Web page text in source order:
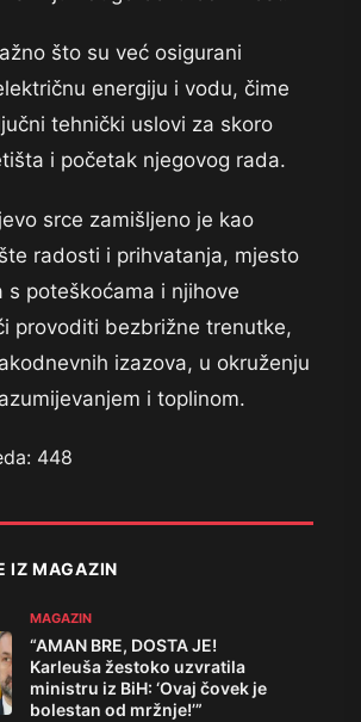
što su već osigurani
energiju i vodu, čime
tehnički uslovi za skoro
i početak njegovog rada.
srce zamišljeno je kao
radosti i prihvatanja, mjesto
s poteškoćama i njihove
provoditi bezbrižne trenutke,
izazova, u okruženju
i toplinom.
448
IZ MAGAZIN
MAGAZIN
“AMAN BRE, DOSTA JE!
Karleuša žestoko uzvratila
ministru iz BiH: ‘Ovaj čovek je
bolestan od mržnje!’”